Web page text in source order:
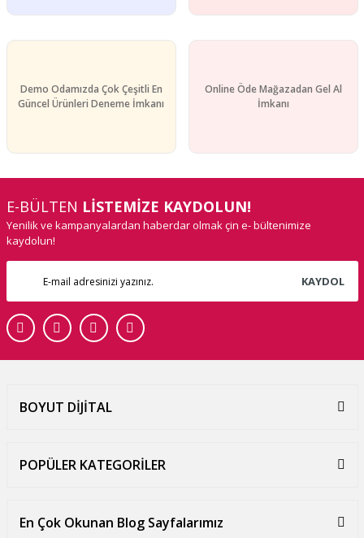
Demo Odamızda Çok Çeşitli En
Güncel Ürünleri Deneme İmkanı
Online Öde Mağazadan Gel Al
İmkanı
E-BÜLTEN LİSTEMİZE KAYDOLUN!
Yenilik ve kampanyalardan haberdar olmak çin e- bültenimize
kaydolun!
KAYDOL
BOYUT DİJİTAL
POPÜLER KATEGORİLER
En Çok Okunan Blog Sayfalarımız